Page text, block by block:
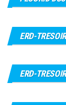
ERD-
ERD-